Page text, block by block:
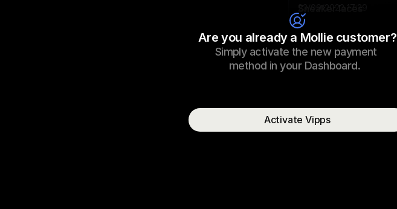
Sneaker laces
23/09/2022 17:29
Consumer name
Are you already a Mollie customer?
Simply activate the new payment
method in your Dashboard.
Activate Vipps